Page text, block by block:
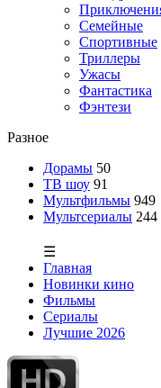
Семейные
Спортивные
Триллеры
Ужасы
Фантастика
Фэнтези
Разное
Дорамы 50
ТВ шоу 91
Мультфильмы 949
Мультсериалы 244
☰
Главная
Новинки кино
Фильмы
Сериалы
Лучшие 2026